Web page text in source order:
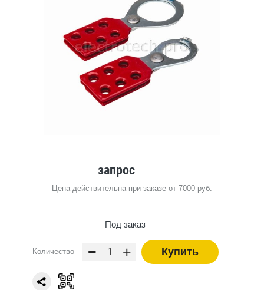
запрос
Цена действительна при заказе от 7000 руб.
Под заказ
Количество - + Купить